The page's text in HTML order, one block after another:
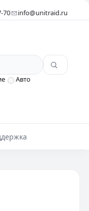
70 info@unitraid.ru
Авто